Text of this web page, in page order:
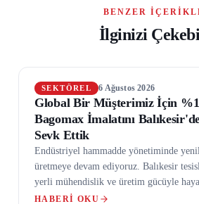
BENZER
İlginizi
SEKTÖREL 6 Ağustos 2026
Global Bir Müşterimiz İçin
Bagomax İmalatını
Sevk Ettik
Endüstriyel hammadde yönetiminde
üretmeye devam ediyoruz. Balıkesir
yerli mühendislik ve üretim gücüyle
Bagomax otomatik torba açma
HABERI OKU